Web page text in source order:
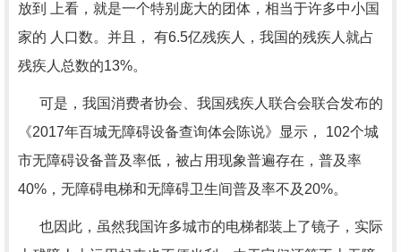
放到 上看，就是一个特别庞大的团体，相当于许多中小国
家的 人口数。并且， 有6.5亿残疾人，我国的残疾人就占
残疾人总数的13%。
可是，我国消费者协会、我国残疾人联合会联合发布的
《2017年百城无障碍设备查询体会陈说》显示， 102个城
市无障碍设备普及率低，被占用现象普遍存在，普及率
40%，无障碍电梯和无障碍卫生间普及率不及20%。
也因此，虽然我国许多城市的电梯都装上了镜子，实际